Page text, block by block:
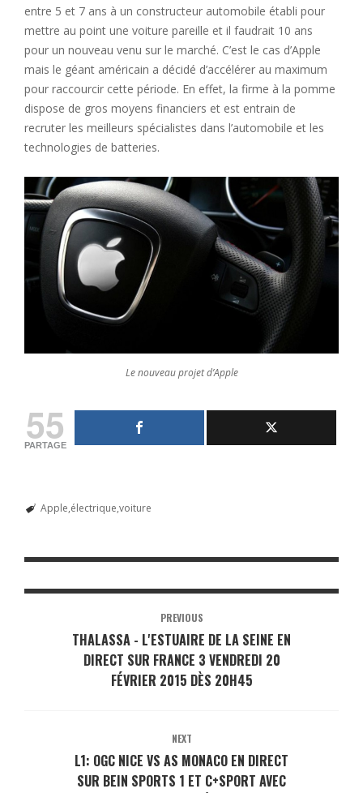
entre 5 et 7 ans à un constructeur automobile établi pour
mettre au point une voiture pareille et il faudrait 10 ans
pour un nouveau venu sur le marché. C’est le cas d’Apple
mais le géant américain a décidé d’accélérer au maximum
pour raccourcir cette période. En effet, la firme à la pomme
dispose de gros moyens financiers et est entrain de
recruter les meilleurs spécialistes dans l’automobile et les
technologies de batteries.
Le nouveau projet d’Apple
55
PARTAGE
Apple électrique voiture
PREVIOUS
THALASSA - L'ESTUAIRE DE LA SEINE EN
DIRECT SUR FRANCE 3 VENDREDI 20
FÉVRIER 2015 DÈS 20H45
NEXT
L1: OGC NICE VS AS MONACO EN DIRECT
SUR BEIN SPORTS 1 ET C+SPORT AVEC